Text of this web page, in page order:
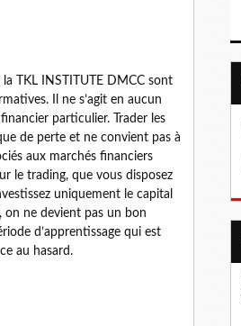
TKL INSTITUTE DMCC sont
Il ne s’agit en aucun
particulier. Trader les
de perte et ne convient pas à
aux marchés financiers
le trading, que vous disposez
uniquement le capital
ne devient pas un bon
d’apprentissage qui est
au hasard.